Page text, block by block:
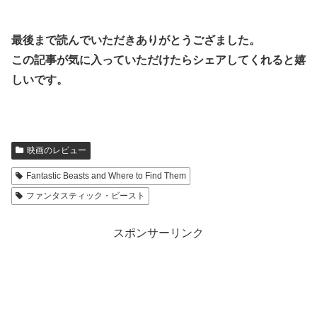
最後まで読んでいただきありがとうござました。
この記事が気に入っていただけたらシェアしてくれると嬉
しいです。
映画のレビュー
Fantastic Beasts and Where to Find Them
ファンタスティック・ビースト
スポンサーリンク